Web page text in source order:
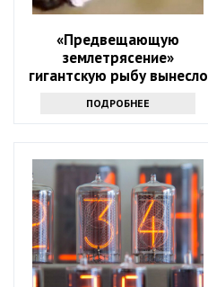
«Предвещающую
землетрясение»
гигантскую рыбу вынесло
ПОДРОБНЕЕ